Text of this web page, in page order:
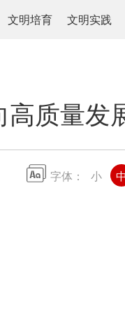
文明培育 文明实践
质量发
字体： 小 中